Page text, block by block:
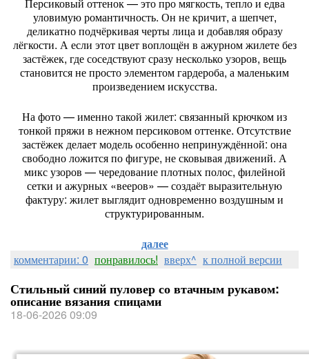
уловимую романтичность. Он не кричит, а шепчет,
деликатно подчёркивая черты лица и добавляя образу
лёгкости. А если этот цвет воплощён в ажурном жилете без
застёжек, где соседствуют сразу несколько узоров, вещь
становится не просто элементом гардероба, а маленьким
произведением искусства.
На фото — именно такой жилет: связанный крючком из
тонкой пряжи в нежном персиковом оттенке. Отсутствие
застёжек делает модель особенно непринуждённой: она
свободно ложится по фигуре, не сковывая движений. А
микс узоров — чередование плотных полос, филейной
сетки и ажурных «вееров» — создаёт выразительную
фактуру: жилет выглядит одновременно воздушным и
структурированным.
далее
комментарии: 0 понравилось! вверх^ к полной версии
Стильный синий пуловер со втачным рукавом:
описание вязания спицами
18-06-2026 09:09